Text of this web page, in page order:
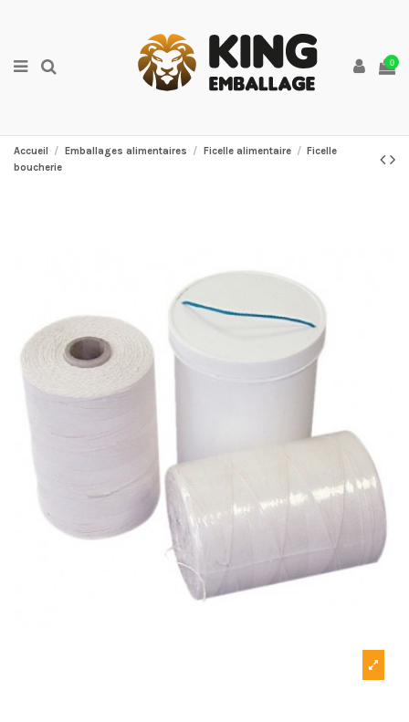
0
Accueil Emballages alimentaires Ficelle alimentaire
Ficelle
boucherie